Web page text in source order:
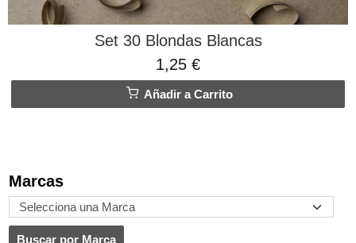
Marcas
Set 30 Blondas Blancas
1,25 €
Añadir a Carrito